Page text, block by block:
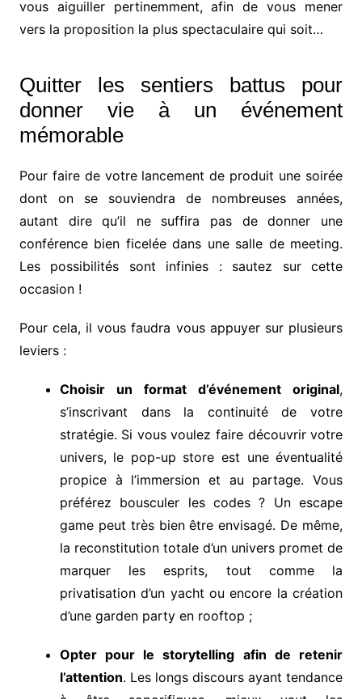
vous aiguiller pertinemment, afin de vous mener
vers la proposition la plus spectaculaire qui soit…
Quitter les sentiers battus pour
donner vie à un événement
mémorable
Pour faire de votre lancement de produit une soirée
dont on se souviendra de nombreuses années,
autant dire qu’il ne suffira pas de donner une
conférence bien ficelée dans une salle de meeting.
Les possibilités sont infinies : sautez sur cette
occasion !
Pour cela, il vous faudra vous appuyer sur plusieurs
leviers :
Choisir un format d’événement original,
s’inscrivant dans la continuité de votre
stratégie. Si vous voulez faire découvrir votre
univers, le pop-up store est une éventualité
propice à l’immersion et au partage. Vous
préférez bousculer les codes ? Un escape
game peut très bien être envisagé. De même,
la reconstitution totale d’un univers promet de
marquer les esprits, tout comme la
privatisation d’un yacht ou encore la création
d’une garden party en rooftop ;
Opter pour le storytelling afin de retenir
l’attention. Les longs discours ayant tendance